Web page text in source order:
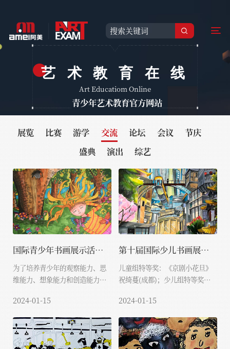
艺术教育在线
Art Educatiom Online
青少年艺术教育官方网站
展览 比赛 游学 交流 论坛 会议
节庆
盛典
演出 综艺
国际青少年书画展示活动简介
为了培养青少年的观察能力、思
维能力、想象能力和创造能力，
2024-01-15
第十届国际少儿书画展示活动获奖...
儿童组特等奖：《京剧小花旦》
祝绮蔓(成都)；少儿组特等奖：
2024-01-15